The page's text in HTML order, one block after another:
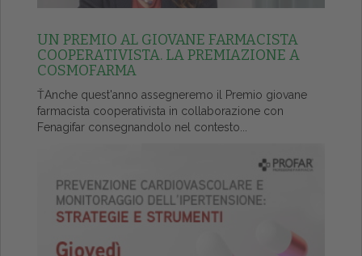
UN PREMIO AL GIOVANE FARMACISTA
COOPERATIVISTA. LA PREMIAZIONE A
COSMOFARMA
ŤAnche quest'anno assegneremo il Premio giovane
farmacista cooperativista in collaborazione con
Fenagifar consegnandolo nel contesto...